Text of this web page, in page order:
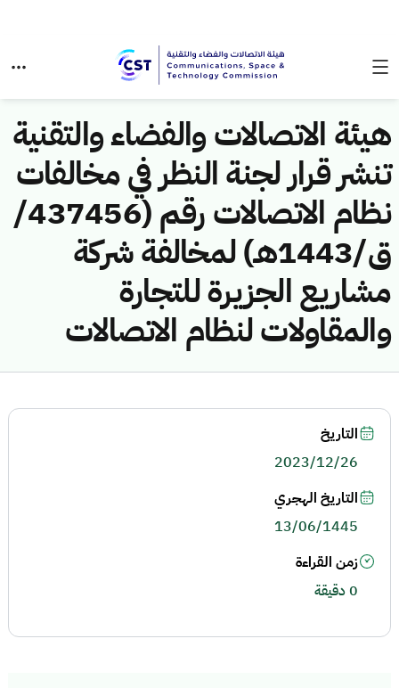
هيئة الاتصالات والفضاء والتقنية
تنشر قرار لجنة النظر في مخالفات
نظام الاتصالات رقم (437456/
ق/1443هـ) لمخالفة شركة
مشاريع الجزيرة للتجارة
والمقاولات لنظام الاتصالات
التاريخ
2023/12/26
التاريخ الهجري
13/06/1445
زمن القراءة
0 دقيقة